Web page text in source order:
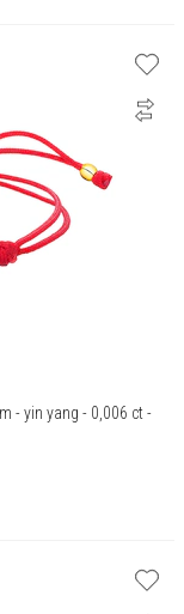
- yin yang - 0,006 ct -